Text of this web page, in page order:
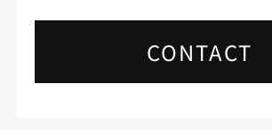
CONTACT